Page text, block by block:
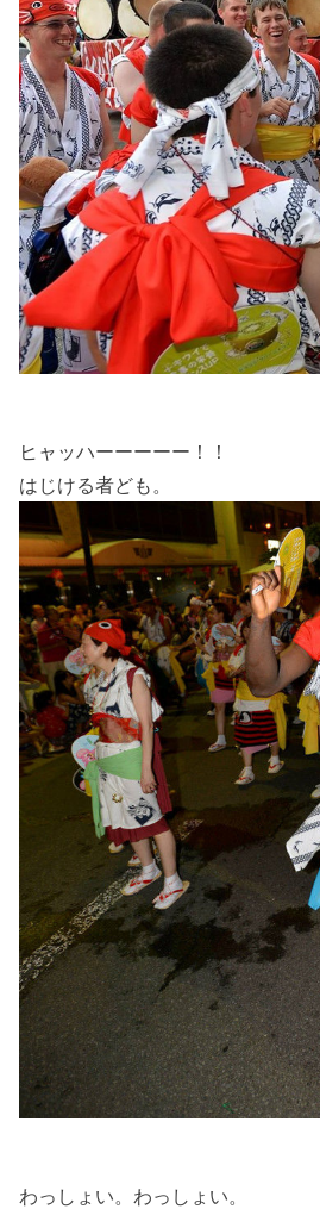
ヒャッハーーーーー！！
はじける者ども。
わっしょい。わっしょい。